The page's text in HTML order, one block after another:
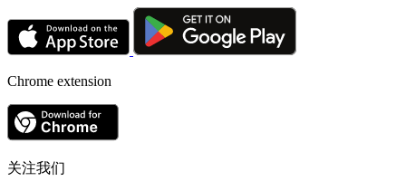
Chrome extension
关注我们